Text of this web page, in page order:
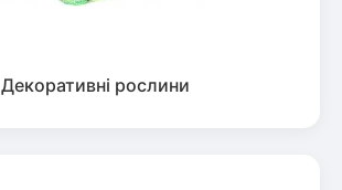
Декоративні рослини